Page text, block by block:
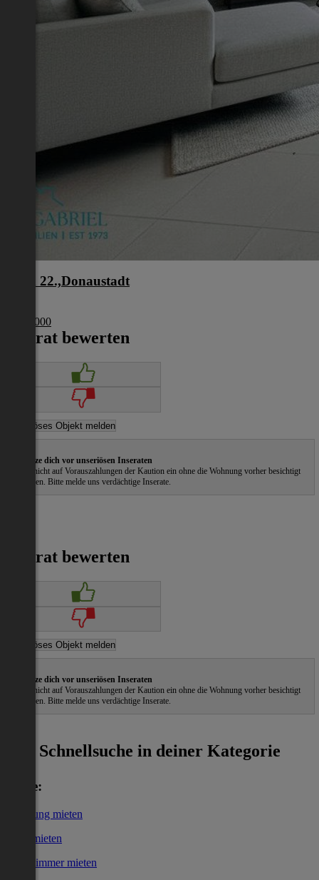
Wien 22.,Donaustadt
€ 274 000
Inserat bewerten
Schütze dich vor unseriösen Inseraten
Gehe nicht auf Vorauszahlungen der Kaution ein ohne die Wohnung vorher besichtigt
zu haben. Bitte melde uns verdächtige Inserate.
Inserat bewerten
Schütze dich vor unseriösen Inseraten
Gehe nicht auf Vorauszahlungen der Kaution ein ohne die Wohnung vorher besichtigt
zu haben. Bitte melde uns verdächtige Inserate.
Schnellsuche in deiner Kategorie
Miete:
Wohnung mieten
Haus mieten
WG-Zimmer mieten